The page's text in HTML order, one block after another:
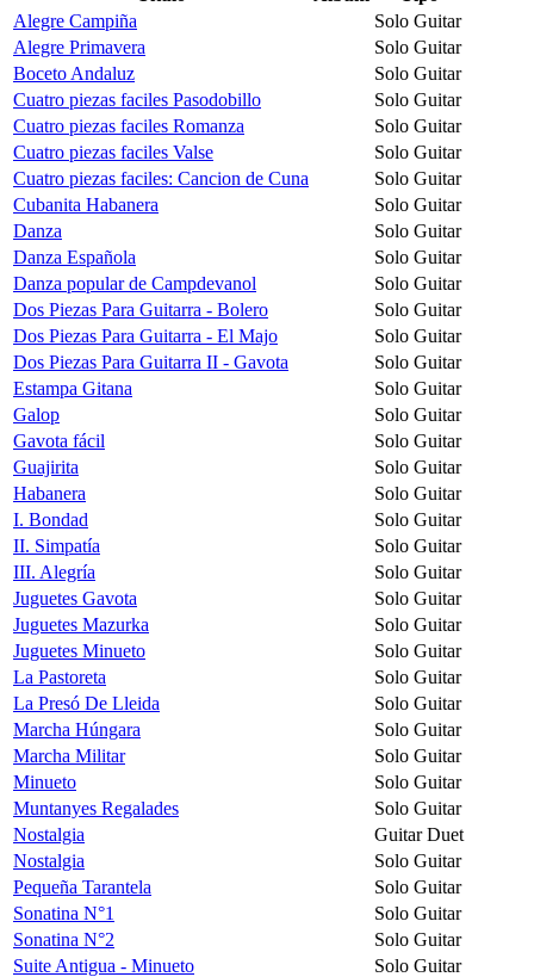
Alegre Campiña
Solo Guitar
Alegre Primavera
Solo Guitar
Boceto Andaluz
Solo Guitar
Cuatro piezas faciles Pasodobillo
Solo Guitar
Cuatro piezas faciles Romanza
Solo Guitar
Cuatro piezas faciles Valse
Solo Guitar
Cuatro piezas faciles: Cancion de Cuna
Solo Guitar
Cubanita Habanera
Solo Guitar
Danza
Solo Guitar
Danza Española
Solo Guitar
Danza popular de Campdevanol
Solo Guitar
Dos Piezas Para Guitarra - Bolero
Solo Guitar
Dos Piezas Para Guitarra - El Majo
Solo Guitar
Dos Piezas Para Guitarra II - Gavota
Solo Guitar
Estampa Gitana
Solo Guitar
Galop
Solo Guitar
Gavota fácil
Solo Guitar
Guajirita
Solo Guitar
Habanera
Solo Guitar
I. Bondad
Solo Guitar
II. Simpatía
Solo Guitar
III. Alegría
Solo Guitar
Juguetes Gavota
Solo Guitar
Juguetes Mazurka
Solo Guitar
Juguetes Minueto
Solo Guitar
La Pastoreta
Solo Guitar
La Presó De Lleida
Solo Guitar
Marcha Húngara
Solo Guitar
Marcha Militar
Solo Guitar
Minueto
Solo Guitar
Muntanyes Regalades
Solo Guitar
Nostalgia
Guitar Duet
Nostalgia
Solo Guitar
Pequeña Tarantela
Solo Guitar
Sonatina N°1
Solo Guitar
Sonatina N°2
Solo Guitar
Suite Antigua - Minueto
Solo Guitar